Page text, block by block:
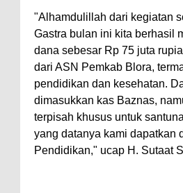
"Alhamdulillah dari kegiatan
Gastra bulan ini kita berhasil
dana sebesar Rp 75 juta
dari ASN Pemkab Blora,
pendidikan dan kesehatan.
dimasukkan kas Baznas,
terpisah khusus untuk
yang datanya kami dapatkan
Pendidikan," ucap H. Sutaat